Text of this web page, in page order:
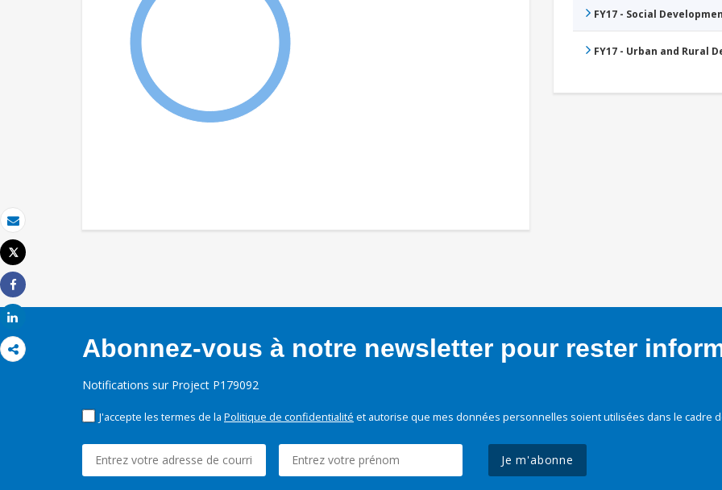
Email
Imprimer
Tweet
Share
FY17 - Social
FY17 - Urban and Rural
Abonnez-vous à notre newsletter pour rester
Notifications sur Project P179092
J'accepte les termes de la Politique de confidentialité et autorise que mes données personnelles soient utilisées dans le cadre
Je m'abonne